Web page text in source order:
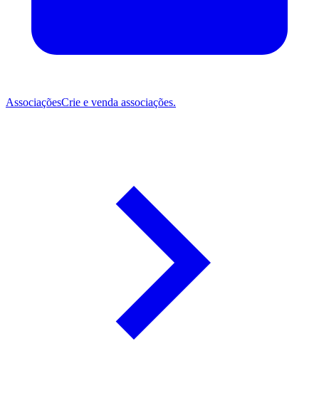
AssociaçõesCrie e venda associações.